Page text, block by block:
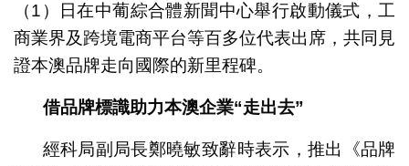
（1）日在中葡綜合體新聞中心舉行啟動儀式，工
商業界及跨境電商平台等百多位代表出席，共同見
證本澳品牌走向國際的新里程碑。
借品牌標識助力本澳企業“走出去”
經科局副局長鄭曉敏致辭時表示，推出《品牌